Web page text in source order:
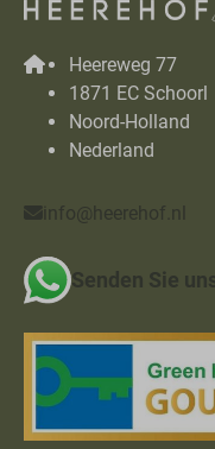
Heereweg 77
1871 EC Schoorl
Noord-Holland
Nederland
info@heerehof.nl
Senden Sie